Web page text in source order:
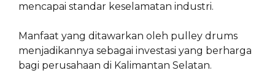
mencapai standar keselamatan industri.
Manfaat yang ditawarkan oleh pulley drums
menjadikannya sebagai investasi yang berharga
bagi perusahaan di Kalimantan Selatan.